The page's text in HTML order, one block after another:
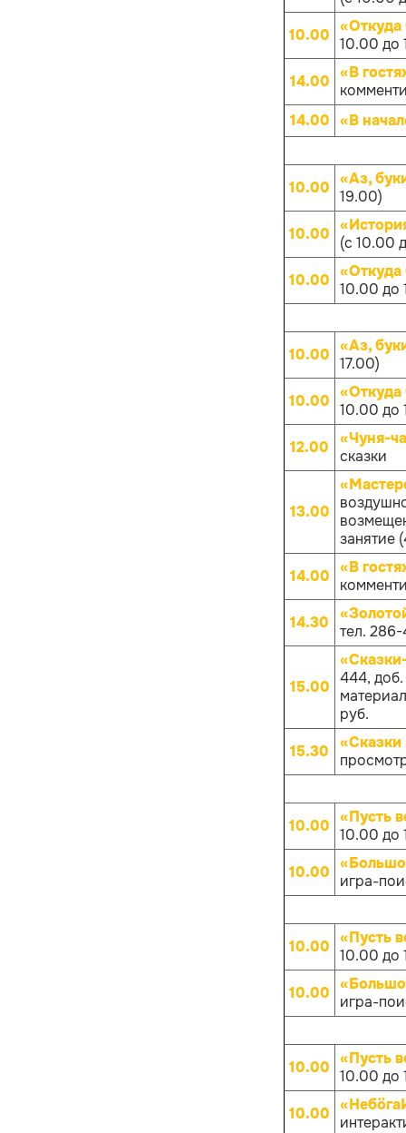
10.00 10.00 до
14.00 «В
14.00 «В
10.00 «Аз,
19.00)
10.00
(с 10.00
10.00 10.00 до
10.00 «Аз,
17.00)
10.00 10.00 до
12.00
«Чуня-
сказки
13.00
занятие
14.00 «В
14.30
тел.
15.00 444,
руб.
15.30
«Сказки
10.00 «Пусть
10.00 до
10.00
игра-
10.00 «Пусть
10.00 до
10.00
игра-
10.00 «Пусть
10.00 до
10.00